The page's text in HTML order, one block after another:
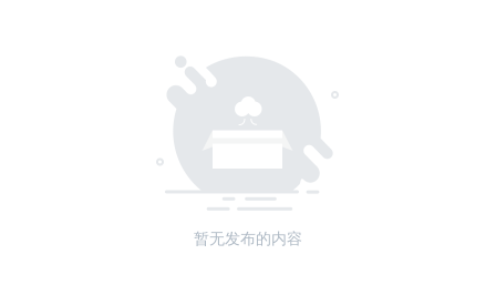
暂无发布的内容